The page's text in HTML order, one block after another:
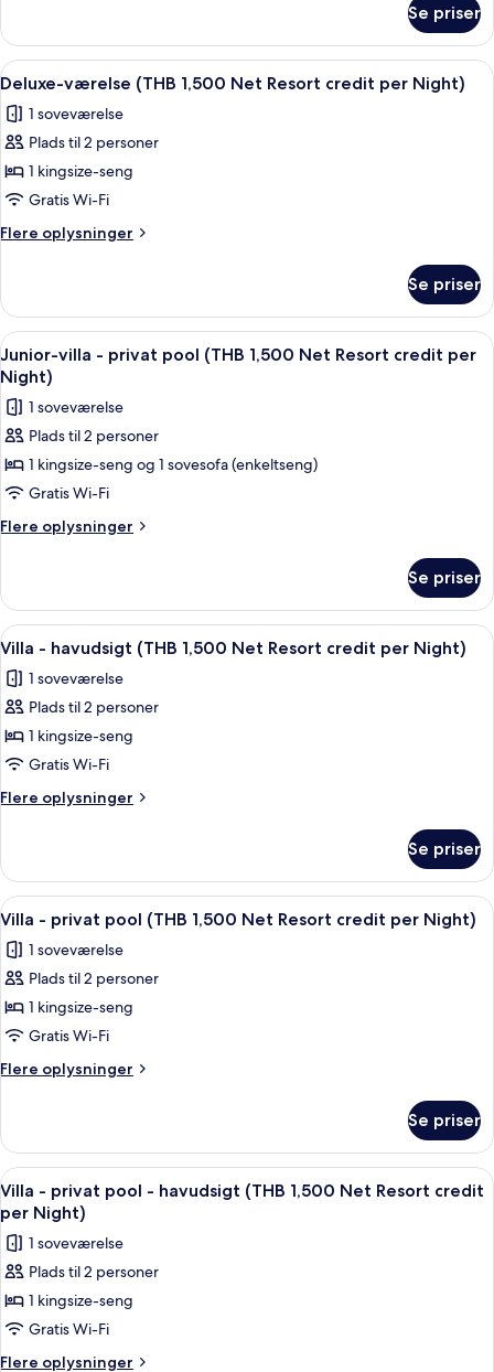
havudsigt
(THB
1,500
Net
Resort
credit
per
Night)
suite
privat
havudsigt
1,500
Net
credit
Se priser
Indlæs
alle
billeder
af
Deluxe-
værelse
(THB
1,500
Resort
credit
per
Night)
Minibar, pengeskab på værelset,
5
Deluxe-værelse (THB 1,500 Net Resort credit per Night)
1 soveværelse
Plads til 2 personer
1 kingsize-seng
Gratis Wi-Fi
Flere oplysninger
Flere
værelse
(THB
1,500
Net
Resort
credit
per
Se priser
Indlæs
alle
billeder
af
Junior-
villa
-
privat
1,500
Net
Resort
credit
per
Night)
Minibar, pengeskab på værelset,
5
Junior-villa - privat pool (THB 1,500 Net Resort credit per
Night)
1 soveværelse
Plads til 2 personer
1 kingsize-seng og 1 sovesofa (enkeltseng)
Gratis Wi-Fi
Flere oplysninger
Flere
villa
privat
(THB
1,500
Resort
credit
Night)
Se priser
Indlæs
alle
billeder
af
Villa
-
havudsigt
(THB
Net
Resort
credit
per
Night)
4
Villa - havudsigt (THB 1,500 Net Resort credit per Night)
1 soveværelse
Plads til 2 personer
1 kingsize-seng
Gratis Wi-Fi
Flere oplysninger
Flere
-
havudsigt
(THB
Net
Resort
per
Night)
Se priser
Indlæs
alle
billeder
af
Villa
-
privat
pool
1,500
Net
Resort
credit
per
Night)
Minibar, pengeskab på værelset,
6
Villa - privat pool (THB 1,500 Net Resort credit per Night)
1 soveværelse
Plads til 2 personer
1 kingsize-seng
Gratis Wi-Fi
Flere oplysninger
Flere
-
privat
pool
(THB
1,500
Net
Resort
per
Night)
Se priser
Indlæs
alle
billeder
af
Villa
-
privat
pool
5
Villa - privat pool - havudsigt (THB 1,500 Net Resort credit
per Night)
1 soveværelse
Plads til 2 personer
1 kingsize-seng
Gratis Wi-Fi
Flere oplysninger
Flere